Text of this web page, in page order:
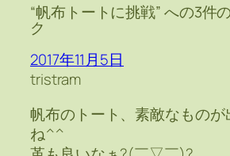
“帆布トートに挑戦” への3件
ク
2017年11月5日
tristram
帆布のトート、素敵なものが
ね^^